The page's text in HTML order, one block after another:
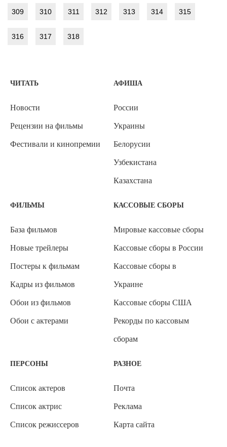
309 310 311 312 313 314 315
316 317 318
ЧИТАТЬ
Новости
Рецензии на фильмы
Фестивали и кинопремии
АФИША
России
Украины
Белорусии
Узбекистана
Казахстана
ФИЛЬМЫ
База фильмов
Новые трейлеры
Постеры к фильмам
Кадры из фильмов
Обои из фильмов
Обои с актерами
КАССОВЫЕ СБОРЫ
Мировые кассовые сборы
Кассовые сборы в России
Кассовые сборы в
Украине
Кассовые сборы США
Рекорды по кассовым
сборам
ПЕРСОНЫ
Список актеров
Список актрис
Список режиссеров
РАЗНОЕ
Почта
Реклама
Карта сайта